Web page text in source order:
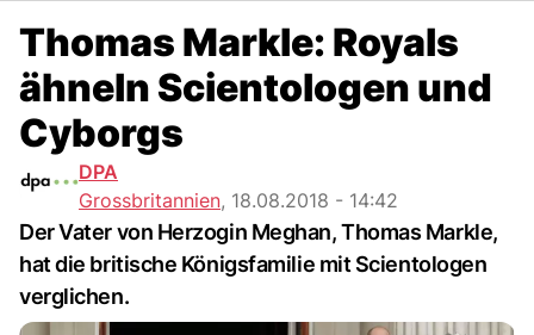
Thomas Markle: Royals
ähneln Scientologen und
Cyborgs
DPA
Grossbritannien, 18.08.2018 - 14:42
Der Vater von Herzogin Meghan, Thomas Markle,
hat die britische Königsfamilie mit Scientologen
verglichen.